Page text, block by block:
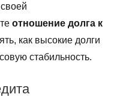
отношение долга к
как высокие долги
стабильность.